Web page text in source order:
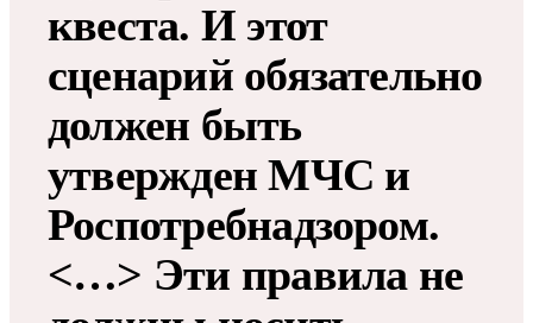
квеста. И этот
сценарий обязательно
должен быть
утвержден МЧС и
Роспотребнадзором.
<…> Эти правила не